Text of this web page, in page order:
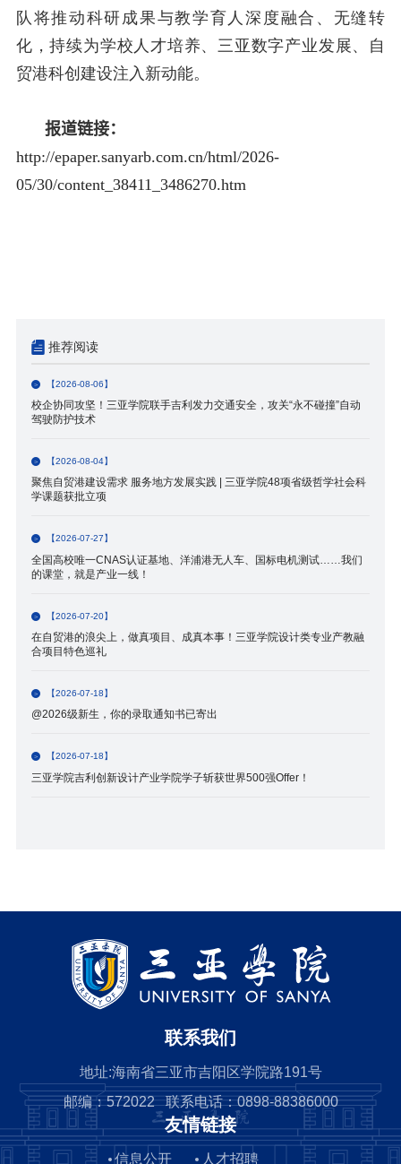
队将推动科研成果与教学育人深度融合、无缝转
化，持续为学校人才培养、三亚数字产业发展、自
贸港科创建设注入新动能。
报道链接：
http://epaper.sanyarb.com.cn/html/2026-
05/30/content_38411_3486270.htm
推荐阅读
【2026-08-06】
校企协同攻坚！三亚学院联手吉利发力交通安全，攻关“永不碰撞”自动
驾驶防护技术
【2026-08-04】
聚焦自贸港建设需求 服务地方发展实践 | 三亚学院48项省级哲学社会科
学课题获批立项
【2026-07-27】
全国高校唯一CNAS认证基地、洋浦港无人车、国标电机测试……我们
的课堂，就是产业一线！
【2026-07-20】
在自贸港的浪尖上，做真项目、成真本事！三亚学院设计类专业产教融
合项目特色巡礼
【2026-07-18】
@2026级新生，你的录取通知书已寄出
【2026-07-18】
三亚学院吉利创新设计产业学院学子斩获世界500强Offer！
联系我们
地址:海南省三亚市吉阳区学院路191号
邮编：572022 联系电话：0898-88386000
友情链接
信息公开 人才招聘